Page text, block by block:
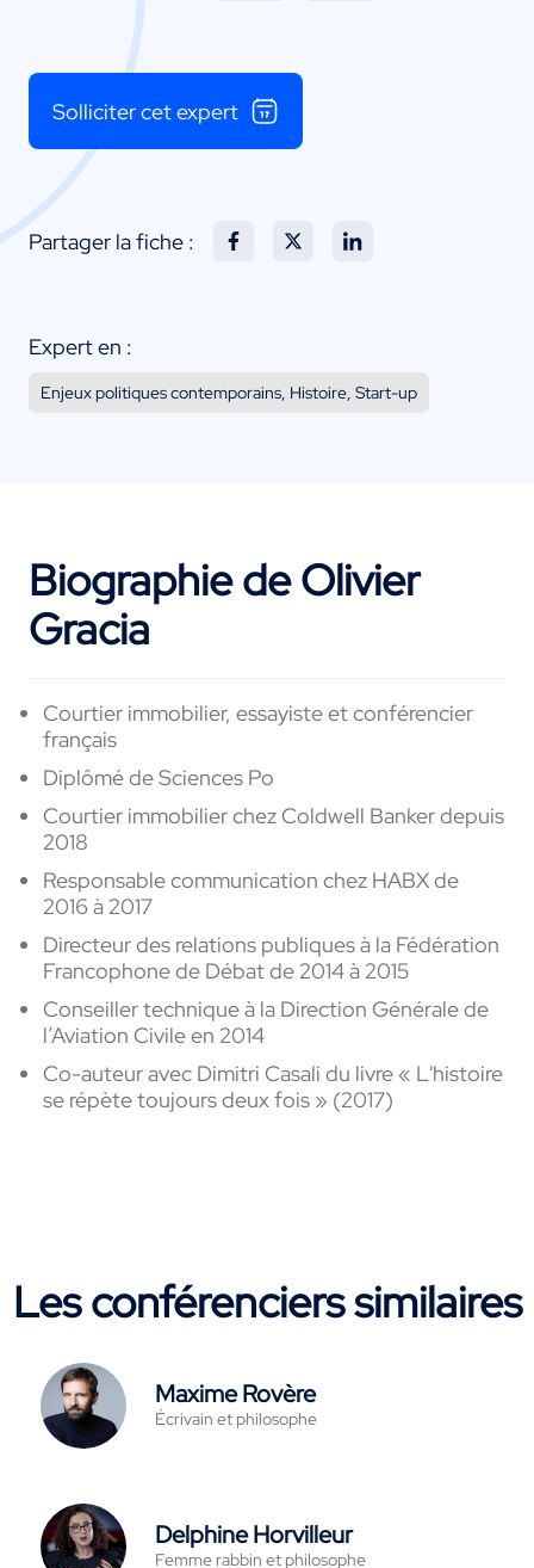
Solliciter cet expert
Partager la fiche :
Expert en :
Enjeux politiques contemporains, Histoire, Start-up
Biographie de Olivier
Gracia
Courtier immobilier, essayiste et conférencier
français
Diplômé de Sciences Po
Courtier immobilier chez Coldwell Banker depuis
2018
Responsable communication chez HABX de
2016 à 2017
Directeur des relations publiques à la Fédération
Francophone de Débat de 2014 à 2015
Conseiller technique à la Direction Générale de
l’Aviation Civile en 2014
Co-auteur avec Dimitri Casali du livre « L'histoire
se répète toujours deux fois » (2017)
Les conférenciers similaires
Maxime Rovère
Écrivain et philosophe
Delphine Horvilleur
Femme rabbin et philosophe